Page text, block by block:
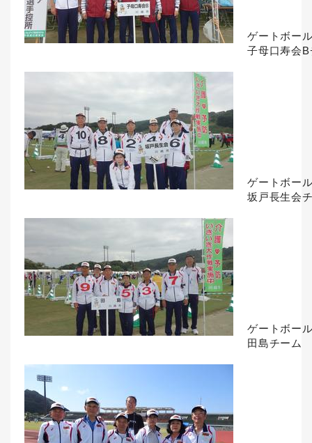
ゲートボー
子母口寿会
ゲートボー
坂戸長生会
ゲートボー
田島チーム